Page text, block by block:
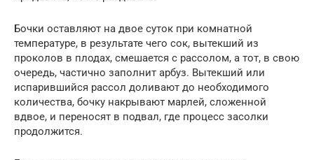
Бочки оставляют на двое суток при комнатной
температуре, в результате чего сок, вытекший из
проколов в плодах, смешается с рассолом, а тот, в свою
очередь, частично заполнит арбуз. Вытекший или
испарившийся рассол доливают до необходимого
количества, бочку накрывают марлей, сложенной
вдвое, и переносят в подвал, где процесс засолки
продолжится.